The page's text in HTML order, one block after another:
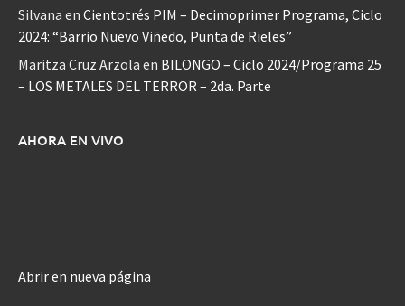
Silvana en Cientotrés PIM – Decimoprimer Programa, Ciclo
2024: “Barrio Nuevo Viñedo, Punta de Rieles”
Maritza Cruz Arzola en BILONGO – Ciclo 2024/Programa 25
– LOS METALES DEL TERROR – 2da. Parte
AHORA EN VIVO
Abrir en nueva página